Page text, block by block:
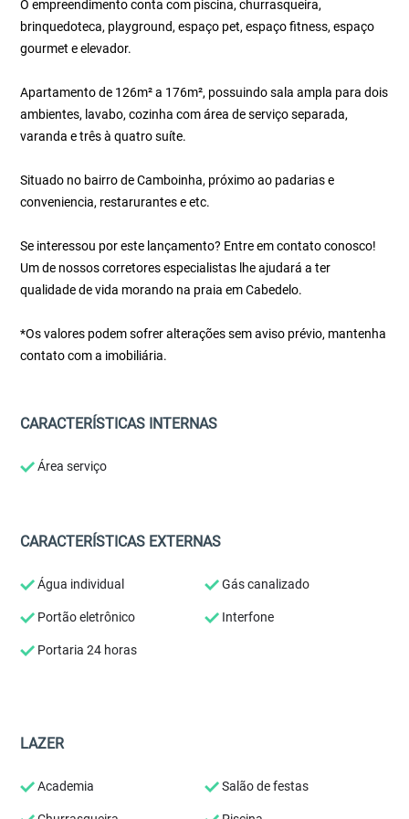
O empreendimento conta com piscina, churrasqueira,
brinquedoteca, playground, espaço pet, espaço fitness, espaço
gourmet e elevador.
Apartamento de 126m² a 176m², possuindo sala ampla para dois
ambientes, lavabo, cozinha com área de serviço separada,
varanda e três à quatro suíte.
Situado no bairro de Camboinha, próximo ao padarias e
conveniencia, restarurantes e etc.
Se interessou por este lançamento? Entre em contato conosco!
Um de nossos corretores especialistas lhe ajudará a ter
qualidade de vida morando na praia em Cabedelo.
*Os valores podem sofrer alterações sem aviso prévio, mantenha
contato com a imobiliária.
CARACTERÍSTICAS INTERNAS
Área serviço
CARACTERÍSTICAS EXTERNAS
Água individual Gás canalizado
Portão eletrônico Interfone
Portaria 24 horas
LAZER
Academia Salão de festas